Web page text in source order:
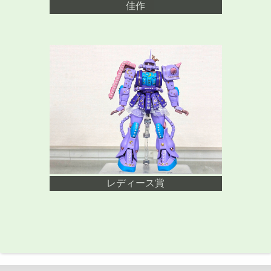
佳作
レディース賞